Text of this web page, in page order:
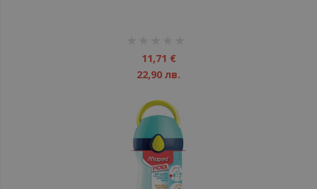
11,71 €
22,90 лв.